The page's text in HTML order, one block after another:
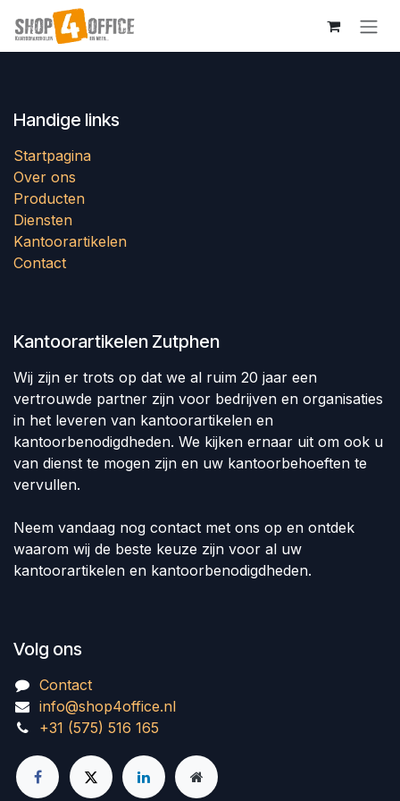
Overslaan naar inhoud
Handige links
Startpagina
Over ons
Producten
Diensten
Kantoorartikelen
Contact
Kantoorartikelen Zutphen
Wij zijn er trots op dat we al ruim 20 jaar een
vertrouwde partner zijn voor bedrijven en organisaties
in het leveren van kantoorartikelen en
kantoorbenodigdheden. We kijken ernaar uit om ook u
van dienst te mogen zijn en uw kantoorbehoeften te
vervullen.
Neem vandaag nog contact met ons op en ontdek
waarom wij de beste keuze zijn voor al uw
kantoorartikelen en kantoorbenodigdheden.
Volg ons
Contact
info@shop4office.nl
+31 (575) 516 165